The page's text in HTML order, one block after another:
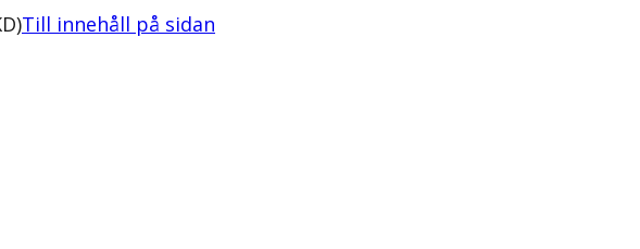
Till innehåll på sidan